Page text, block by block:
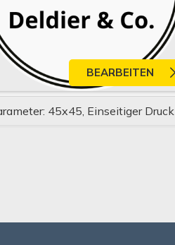
45x45, Einseitiger Druck
BEARBEITEN